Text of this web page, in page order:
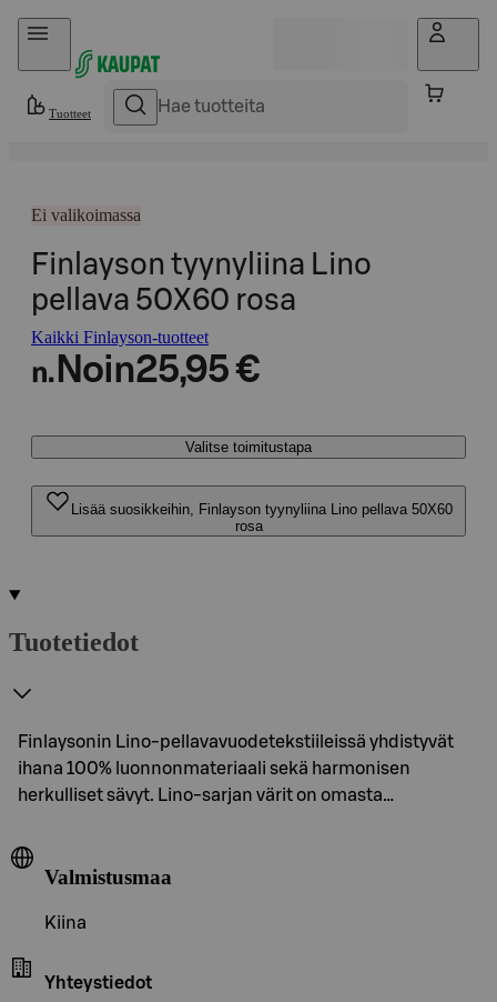
Hyppää sisältöön
Tuotteet
Ei valikoimassa
Finlayson tyynyliina Lino
pellava 50X60 rosa
Kaikki Finlayson-tuotteet
n. Noin25,95 €
Valitse toimitustapa
Lisää suosikkeihin, Finlayson tyynyliina Lino pellava 50X60
rosa
Tuotetiedot
Finlaysonin Lino-pellavavuodetekstiileissä yhdistyvät
ihana 100% luonnonmateriaali sekä harmonisen
herkulliset sävyt. Lino-sarjan värit on omasta…
Valmistusmaa
Kiina
Yhteystiedot